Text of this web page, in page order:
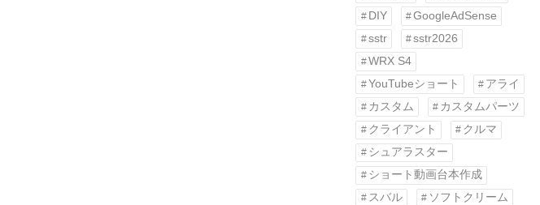
DIY
GoogleAdSense
sstr
sstr2026
WRX S4
YouTubeショート
アライ
カスタム
カスタムパーツ
クライアント
クルマ
シュアラスター
ショート動画台本作成
スバル
ソフトクリーム